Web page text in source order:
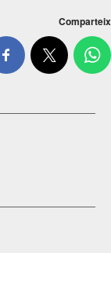
Comparteix